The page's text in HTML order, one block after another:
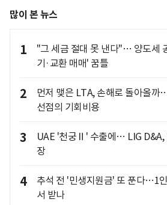
많이 본 뉴스
1
"그 세금 절대 못 낸다"… 양도세
기·교환 매매' 꿈틀
2
먼저 맺은 LTA, 손해로 돌아올까
선점의 기회비용
3
UAE '천궁Ⅱ' 수출에… LIG D&A,
장
4
추석 전 '민생지원금' 또 푼다…1
서 받나